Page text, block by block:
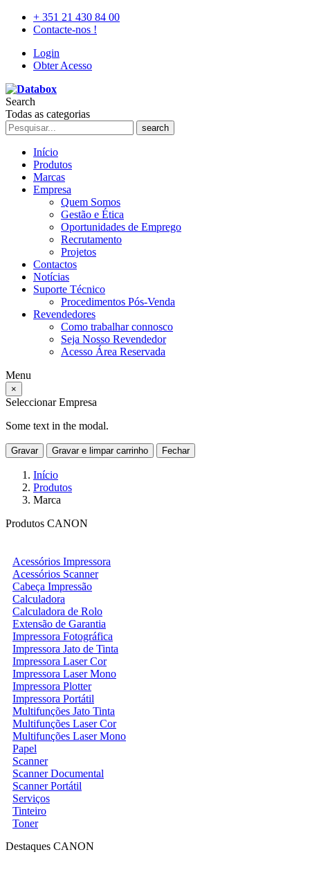
+ 351 21 430 84 00
Contacte-nos !
Login
Obter Acesso
Search
Todas as categorias
search
Início
Produtos
Marcas
Empresa
Quem Somos
Gestão e Ética
Oportunidades de Emprego
Recrutamento
Projetos
Contactos
Notícias
Suporte Técnico
Procedimentos Pós-Venda
Revendedores
Como trabalhar connosco
Seja Nosso Revendedor
Acesso Área Reservada
Menu
×
Seleccionar Empresa
Some text in the modal.
Gravar Gravar e limpar carrinho Fechar
Início
Produtos
Marca
Produtos CANON
Acessórios Impressora
Acessórios Scanner
Cabeça Impressão
Calculadora
Calculadora de Rolo
Extensão de Garantia
Impressora Fotográfica
Impressora Jato de Tinta
Impressora Laser Cor
Impressora Laser Mono
Impressora Plotter
Impressora Portátil
Multifunções Jato Tinta
Multifunções Laser Cor
Multifunções Laser Mono
Papel
Scanner
Scanner Documental
Scanner Portátil
Serviços
Tinteiro
Toner
Destaques CANON